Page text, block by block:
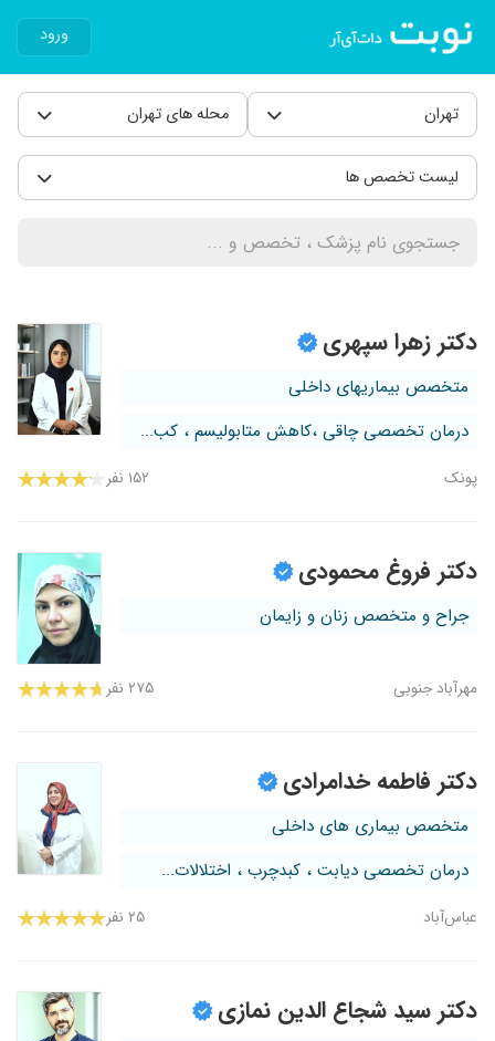
ورود
تهران محله های تهران
لیست تخصص ها
دکتر زهرا سپهری
متخصص بیماریهای داخلی
درمان تخصصی چاقی ،کاهش متابولیسم ، کب...
پونک ۱۵۲ نفر
دکتر فروغ محمودی
جراح و متخصص زنان و زایمان
مهرآباد جنوبی ۲۷۵ نفر
دکتر فاطمه خدامرادی
متخصص بیماری های داخلی
درمان تخصصی دیابت ، کبدچرب ، اختلالات...
عباس‌آباد ۲۵ نفر
دکتر سید شجاع الدین نمازی